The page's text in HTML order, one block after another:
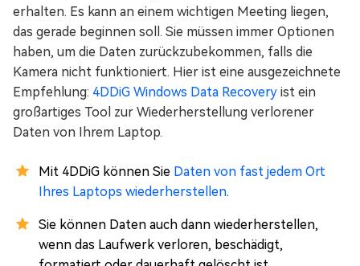
erhalten. Es kann an einem wichtigen Meeting liegen,
das gerade beginnen soll. Sie müssen immer Optionen
haben, um die Daten zurückzubekommen, falls die
Kamera nicht funktioniert. Hier ist eine ausgezeichnete
Empfehlung: 4DDiG Windows Data Recovery ist ein
großartiges Tool zur Wiederherstellung verlorener
Daten von Ihrem Laptop.
Mit 4DDiG können Sie Daten von fast jedem Ort
Ihres Laptops wiederherstellen.
Sie können Daten auch dann wiederherstellen,
wenn das Laufwerk verloren, beschädigt,